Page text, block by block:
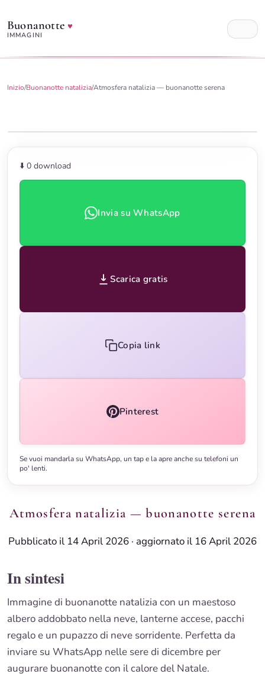
Buonanotte♥
IMMAGINI
Inizio/Buonanotte natalizia/Atmosfera natalizia — buonanotte serena
⬇️ 0 download
Invia su WhatsApp
Scarica gratis
Copia link
Pinterest
Se vuoi mandarla su WhatsApp, un tap e la apre anche su telefoni un
po' lenti.
Atmosfera natalizia — buonanotte serena
Pubblicato il 14 April 2026 · aggiornato il 16 April 2026
In sintesi
Immagine di buonanotte natalizia con un maestoso
albero addobbato nella neve, lanterne accese, pacchi
regalo e un pupazzo di neve sorridente. Perfetta da
inviare su WhatsApp nelle sere di dicembre per
augurare buonanotte con il calore del Natale.